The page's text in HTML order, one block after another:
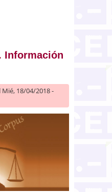
Información
Mié, 18/04/2018 -